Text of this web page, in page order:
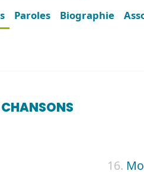
Paroles Biographie
16.